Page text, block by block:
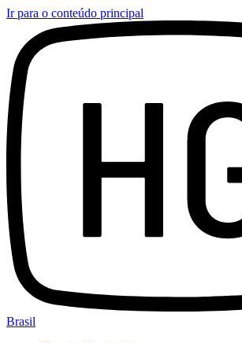
Ir para o conteúdo principal
Brasil